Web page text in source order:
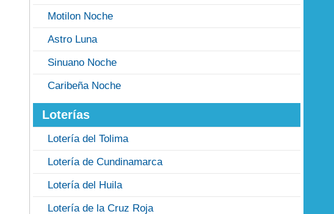
Motilon Noche
Astro Luna
Sinuano Noche
Caribeña Noche
Loterías
Lotería del Tolima
Lotería de Cundinamarca
Lotería del Huila
Lotería de la Cruz Roja